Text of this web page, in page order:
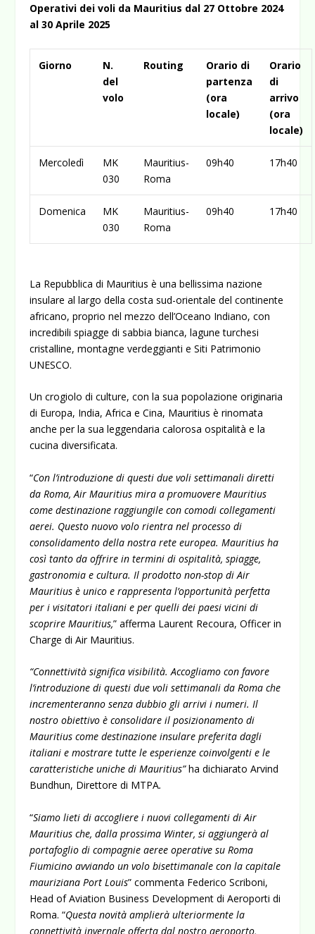
Operativi dei voli da Mauritius dal 27 Ottobre 2024
al 30 Aprile 2025
Giorno
N.
del
volo
Routing
Orario di
partenza
(ora
locale)
Orario
di
arrivo
(ora
locale)
Mercoledì
MK
030
Mauritius-
Roma
09h40 17h40
Domenica
MK
030
Mauritius-
Roma
09h40 17h40
La Repubblica di Mauritius è una bellissima nazione
insulare al largo della costa sud-orientale del continente
africano, proprio nel mezzo dell’Oceano Indiano, con
incredibili spiagge di sabbia bianca, lagune turchesi
cristalline, montagne verdeggianti e Siti Patrimonio
UNESCO.
Un crogiolo di culture, con la sua popolazione originaria
di Europa, India, Africa e Cina, Mauritius è rinomata
anche per la sua leggendaria calorosa ospitalità e la
cucina diversificata.
“Con l’introduzione di questi due voli settimanali diretti
da Roma, Air Mauritius mira a promuovere Mauritius
come destinazione raggiungile con comodi collegamenti
aerei. Questo nuovo volo rientra nel processo di
consolidamento della nostra rete europea. Mauritius ha
così tanto da offrire in termini di ospitalità, spiagge,
gastronomia e cultura. Il prodotto non-stop di Air
Mauritius è unico e rappresenta l’opportunità perfetta
per i visitatori italiani e per quelli dei paesi vicini di
scoprire Mauritius,” afferma Laurent Recoura, Officer in
Charge di Air Mauritius.
“Connettività significa visibilità. Accogliamo con favore
l’introduzione di questi due voli settimanali da Roma che
incrementeranno senza dubbio gli arrivi i numeri. Il
nostro obiettivo è consolidare il posizionamento di
Mauritius come destinazione insulare preferita dagli
italiani e mostrare tutte le esperienze coinvolgenti e le
caratteristiche uniche di Mauritius”ha dichiarato Arvind
Bundhun, Direttore di MTPA.
“Siamo lieti di accogliere i nuovi collegamenti di Air
Mauritius che, dalla prossima Winter, si aggiungerà al
portafoglio di compagnie aeree operative su Roma
Fiumicino avviando un volo bisettimanale con la capitale
mauriziana Port Louis” commenta Federico Scriboni,
Head of Aviation Business Development di Aeroporti di
Roma. “Questa novità amplierà ulteriormente la
connettività invernale offerta dal nostro aeroporto,